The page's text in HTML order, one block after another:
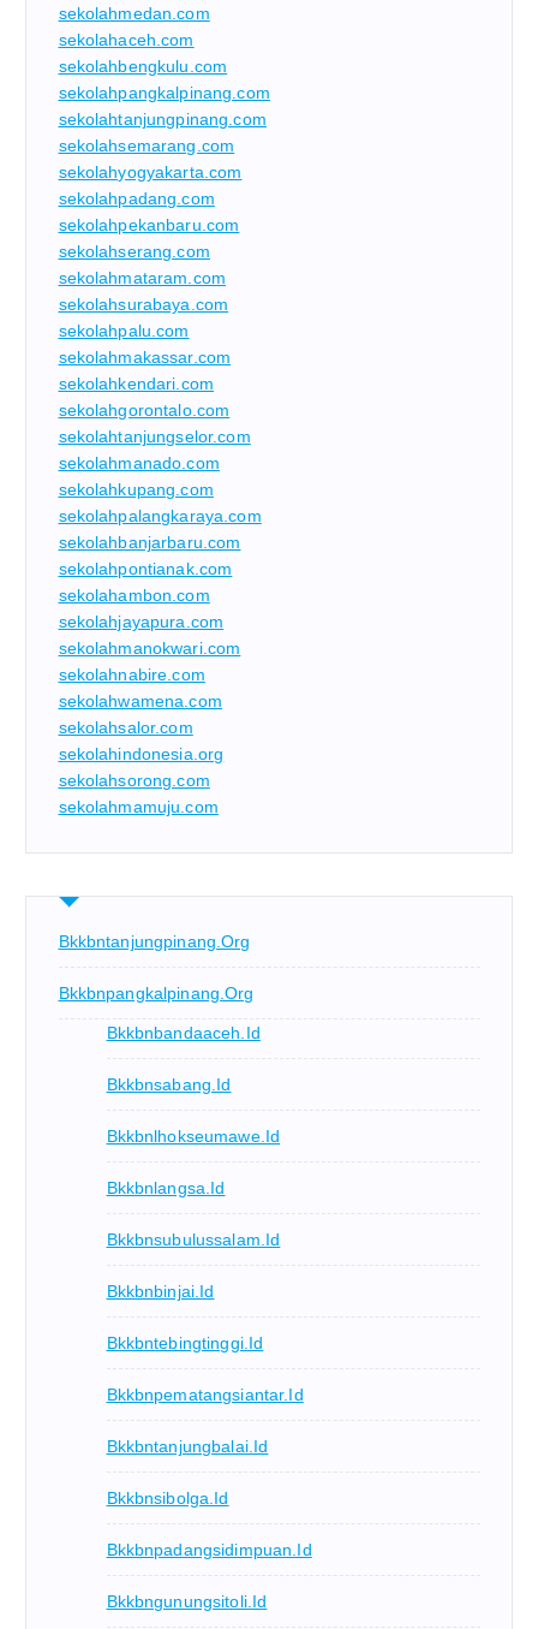
sekolahmedan.com
sekolahaceh.com
sekolahbengkulu.com
sekolahpangkalpinang.com
sekolahtanjungpinang.com
sekolahsemarang.com
sekolahyogyakarta.com
sekolahpadang.com
sekolahpekanbaru.com
sekolahserang.com
sekolahmataram.com
sekolahsurabaya.com
sekolahpalu.com
sekolahmakassar.com
sekolahkendari.com
sekolahgorontalo.com
sekolahtanjungselor.com
sekolahmanado.com
sekolahkupang.com
sekolahpalangkaraya.com
sekolahbanjarbaru.com
sekolahpontianak.com
sekolahambon.com
sekolahjayapura.com
sekolahmanokwari.com
sekolahnabire.com
sekolahwamena.com
sekolahsalor.com
sekolahindonesia.org
sekolahsorong.com
sekolahmamuju.com
Bkkbntanjungpinang.org
Bkkbnpangkalpinang.org
Bkkbnbandaaceh.id
Bkkbnsabang.id
Bkkbnlhokseumawe.id
Bkkbnlangsa.id
Bkkbnsubulussalam.id
Bkkbnbinjai.id
Bkkbntebingtinggi.id
Bkkbnpematangsiantar.id
Bkkbntanjungbalai.id
Bkkbnsibolga.id
Bkkbnpadangsidimpuan.id
Bkkbngunungsitoli.id